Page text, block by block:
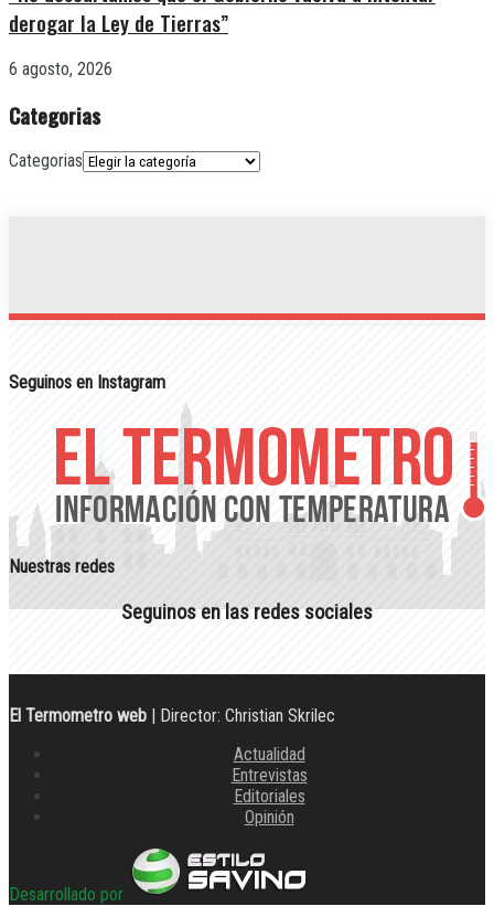
derogar la Ley de Tierras”
6 agosto, 2026
Categorias
Categorias
Seguinos en Instagram
Nuestras redes
Seguinos en las redes sociales
El Termometro web | Director: Christian Skrilec
Actualidad
Entrevistas
Editoriales
Opinión
Desarrollado por